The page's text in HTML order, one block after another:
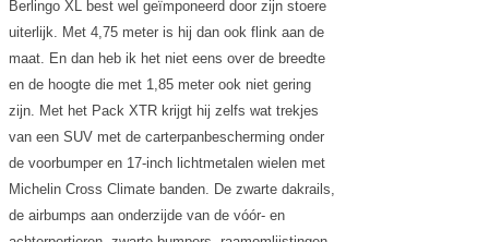
Berlingo XL best wel geïmponeerd door zijn stoere
uiterlijk. Met 4,75 meter is hij dan ook flink aan de
maat. En dan heb ik het niet eens over de breedte
en de hoogte die met 1,85 meter ook niet gering
zijn. Met het Pack XTR krijgt hij zelfs wat trekjes
van een SUV met de carterpanbescherming onder
de voorbumper en 17-inch lichtmetalen wielen met
Michelin Cross Climate banden. De zwarte dakrails,
de airbumps aan onderzijde van de vóór- en